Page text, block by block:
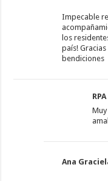
Impecable
los
país!
bendiciones
RPA
Ana